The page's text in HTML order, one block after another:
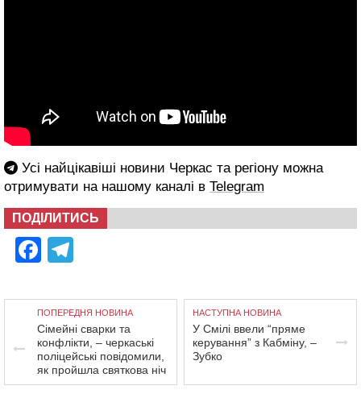
Усі найцікавіші новини Черкас та регіону можна
отримувати на нашому каналі в Telegram
ПОДІЛИТИСЬ
Facebook
ПОПЕРЕДНЯ НОВИНА
Сімейні сварки та
конфлікти, – черкаські
поліцейські повідомили,
як пройшла святкова ніч
НАСТУПНА НОВИНА
У Смілі ввели “пряме
керування” з Кабміну, –
Зубко